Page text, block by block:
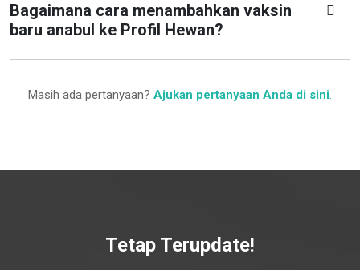
Bagaimana cara menambahkan vaksin
baru anabul ke Profil Hewan?
Masih ada pertanyaan? Ajukan pertanyaan Anda di sini.
Tetap Terupdate!